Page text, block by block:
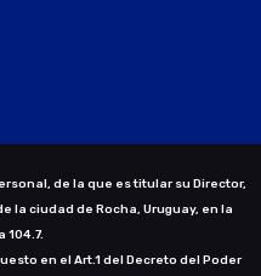
de la que es titular su Director,
la ciudad de Rocha, Uruguay, en la
104.7.
en el Art.1 del Decreto del Poder